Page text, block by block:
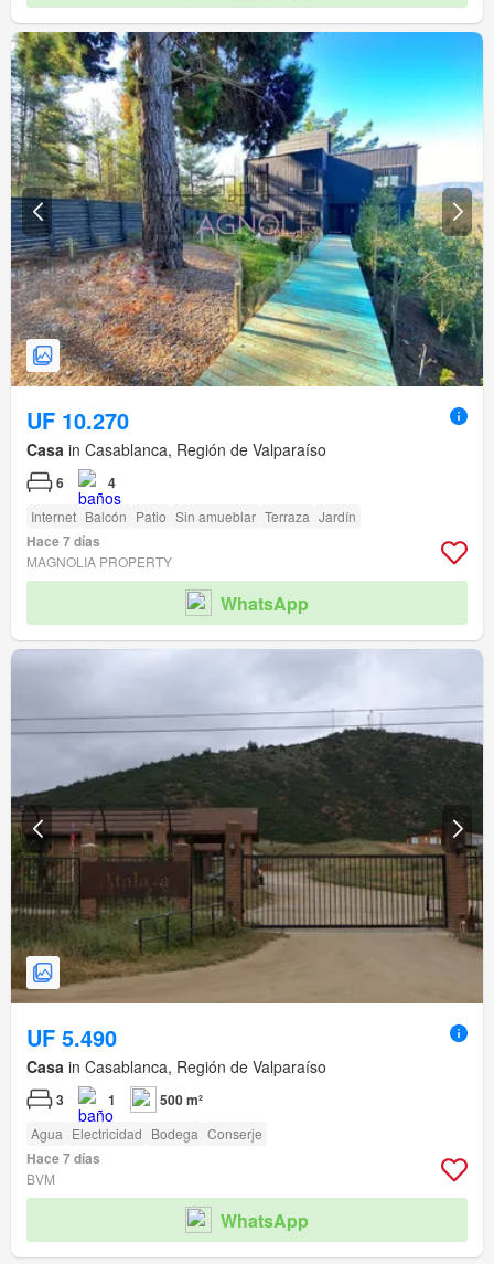
UF 10.270
Casa in Casablanca, Región de Valparaíso
6 4
Internet Balcón Patio Sin amueblar Terraza Jardín
Hace 7 días
MAGNOLIA PROPERTY
WhatsApp
UF 5.490
Casa in Casablanca, Región de Valparaíso
3 1 500 m²
Agua Electricidad Bodega Conserje
Hace 7 días
BVM
WhatsApp